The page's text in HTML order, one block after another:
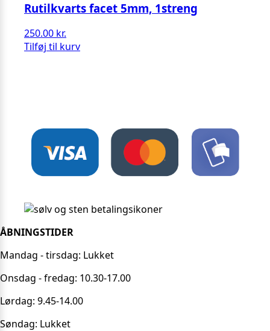
Rutilkvarts facet 5mm, 1streng
250.00 kr.
Tilføj til kurv
ÅBNINGSTIDER
Mandag - tirsdag: Lukket
Onsdag - fredag: 10.30-17.00
Lørdag: 9.45-14.00
Søndag: Lukket